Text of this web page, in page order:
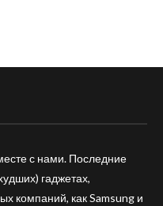
с нами. Последние
гаджетах,
компаний, как Samsung и